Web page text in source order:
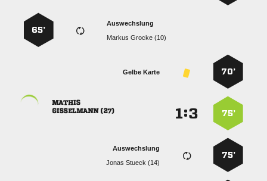
Auswechslung
  
65’
70’
Gelbe Karte
75’
:

 
75’
Auswechslung
  